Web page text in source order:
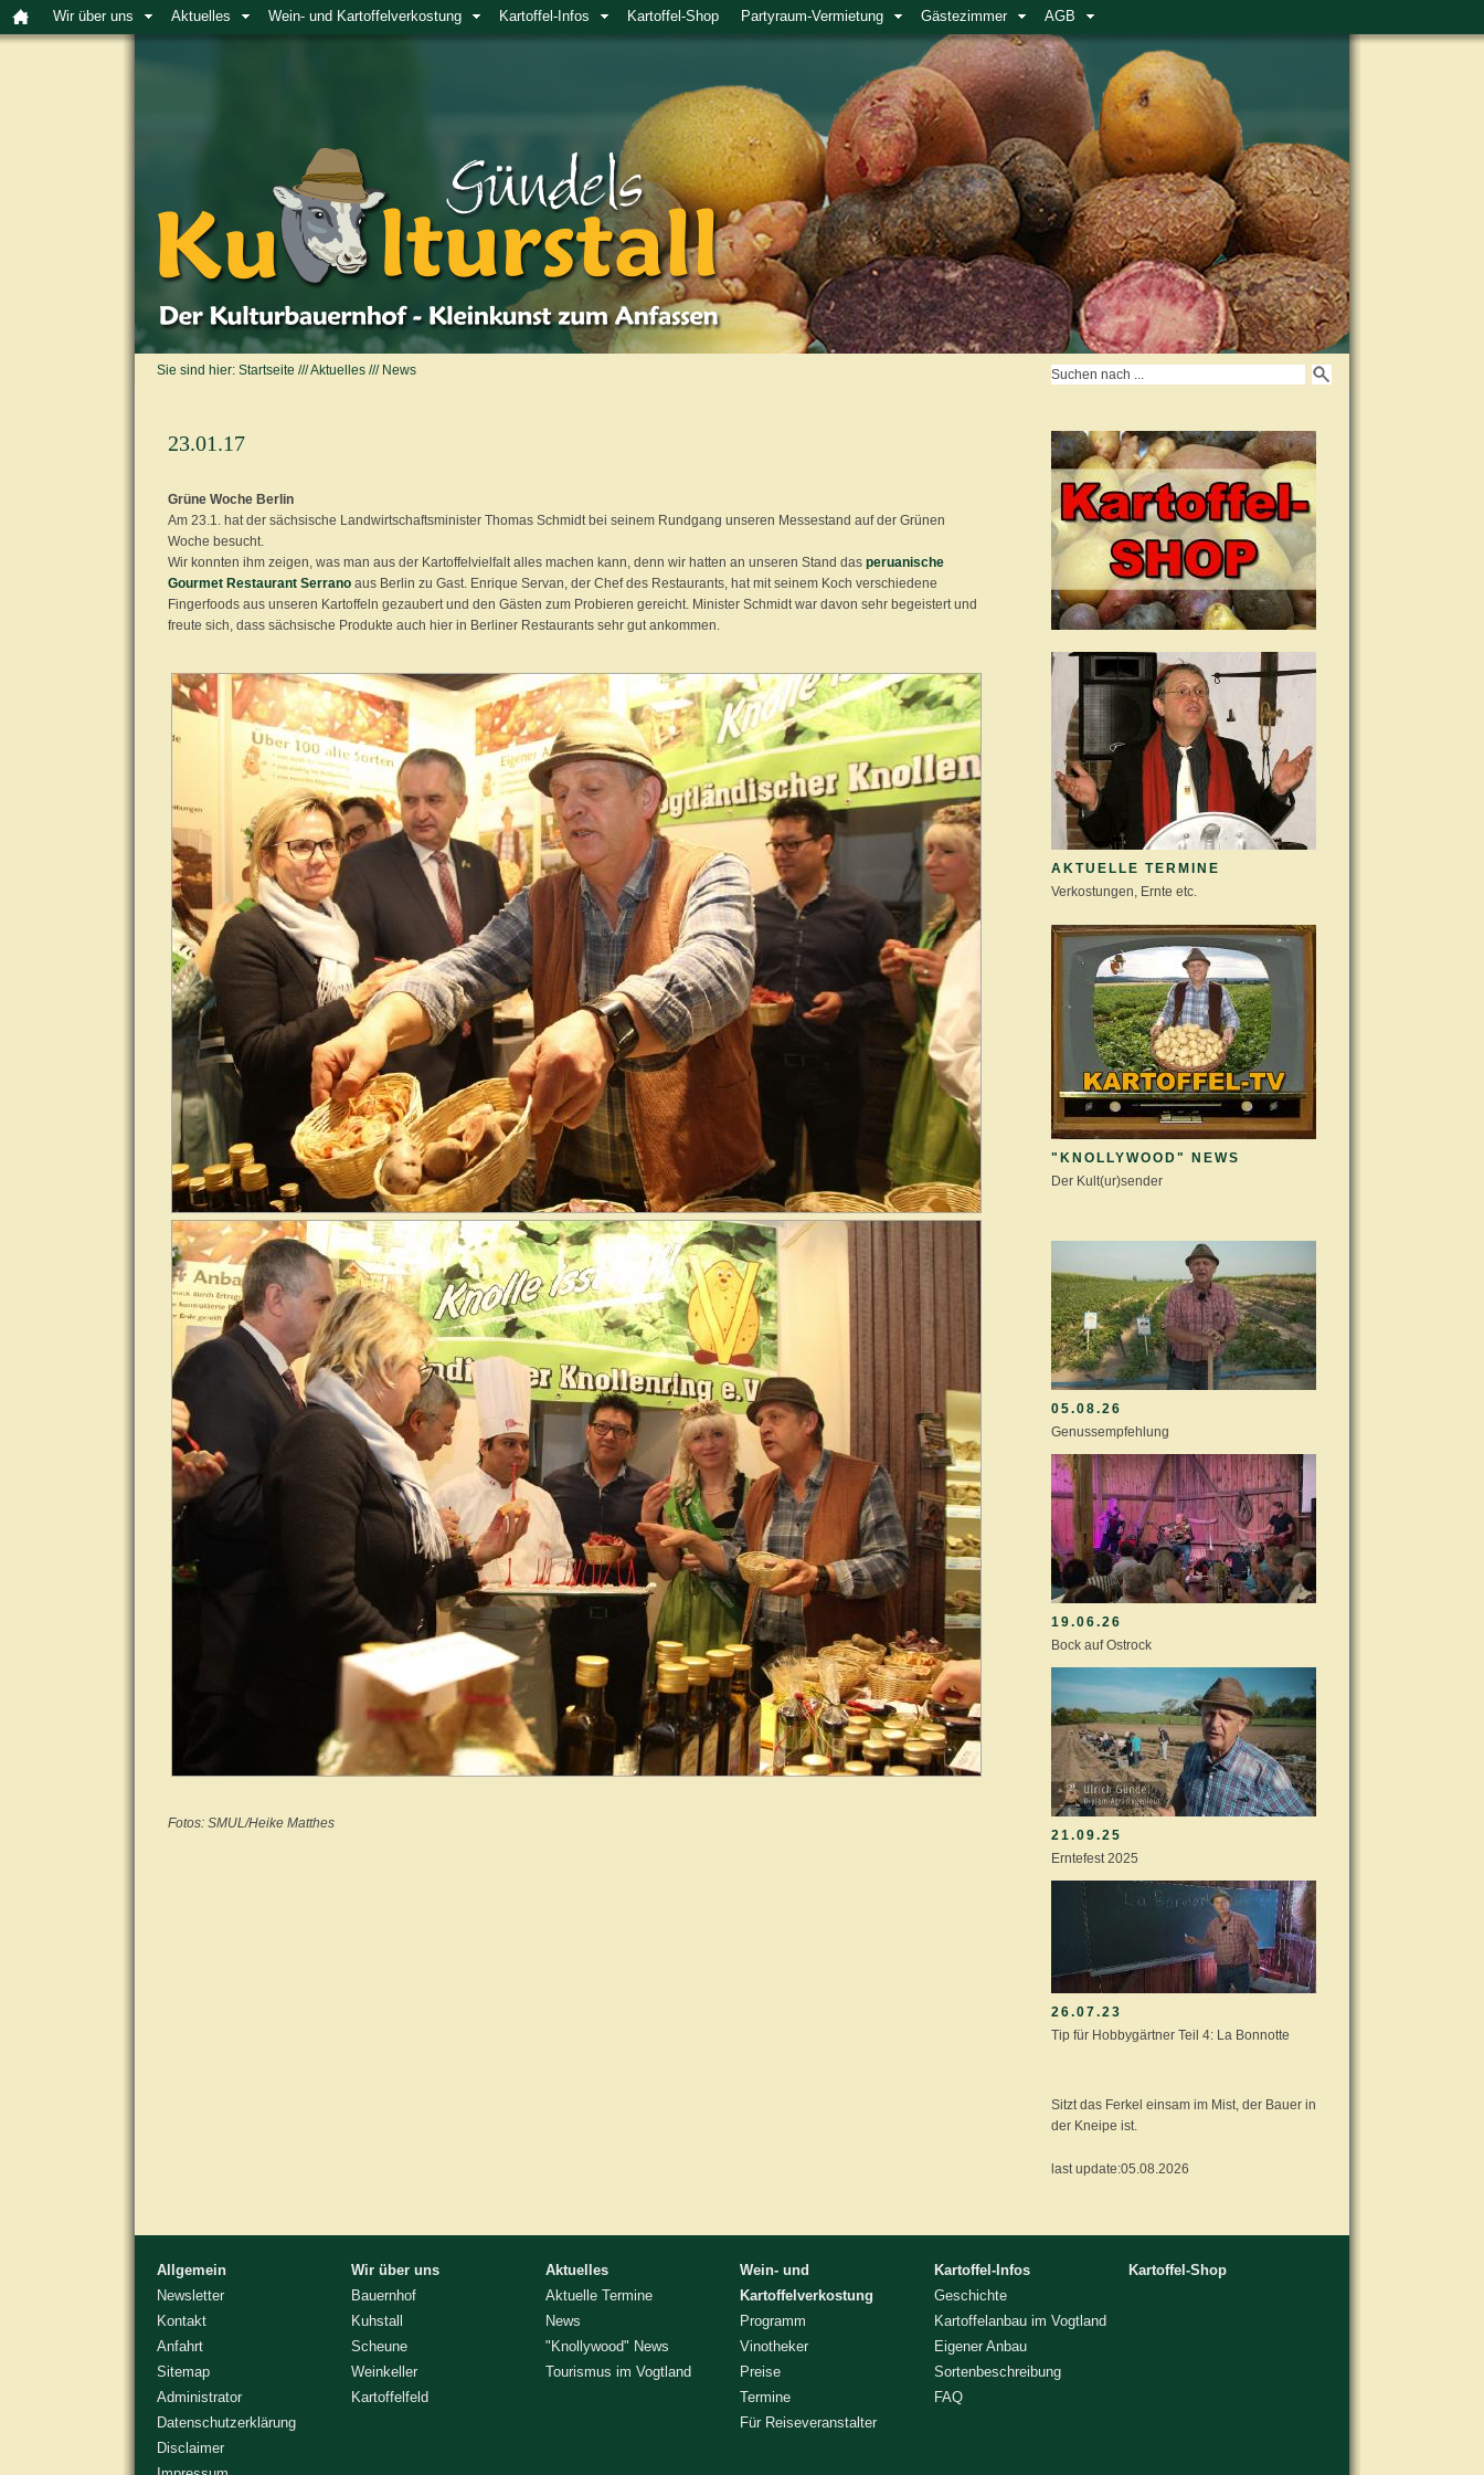
Wir über uns Aktuelles Wein- und Kartoffelverkostung Kartoffel-Infos Kartoffel-Shop Partyraum-Vermietung Gästezimmer AGB
Sie sind hier: Startseite ///Aktuelles /// News
23.01.17
Grüne Woche Berlin
Am 23.1. hat der sächsische Landwirtschaftsminister Thomas Schmidt bei seinem Rundgang unseren Messestand auf der Grünen
Woche besucht.
Wir konnten ihm zeigen, was man aus der Kartoffelvielfalt alles machen kann, denn wir hatten an unseren Stand das peruanische
Gourmet Restaurant Serrano aus Berlin zu Gast. Enrique Servan, der Chef des Restaurants, hat mit seinem Koch verschiedene
Fingerfoods aus unseren Kartoffeln gezaubert und den Gästen zum Probieren gereicht. Minister Schmidt war davon sehr begeistert und
freute sich, dass sächsische Produkte auch hier in Berliner Restaurants sehr gut ankommen.
Fotos: SMUL/Heike Matthes
AKTUELLE TERMINE
Verkostungen, Ernte etc.
"KNOLLYWOOD" NEWS
Der Kult(ur)sender
05.08.26
Genussempfehlung
19.06.26
Bock auf Ostrock
21.09.25
Erntefest 2025
26.07.23
Tip für Hobbygärtner Teil 4: La Bonnotte
Sitzt das Ferkel einsam im Mist, der Bauer in
der Kneipe ist.
last update:05.08.2026
Allgemein
Newsletter
Kontakt
Anfahrt
Sitemap
Administrator
Datenschutzerklärung
Disclaimer
Wir über uns
Bauernhof
Kuhstall
Scheune
Weinkeller
Kartoffelfeld
Aktuelles
Aktuelle Termine
News
"Knollywood" News
Tourismus im Vogtland
Wein- und
Kartoffelverkostung
Programm
Vinotheker
Preise
Termine
Für Reiseveranstalter
Kartoffel-Infos
Geschichte
Kartoffelanbau im Vogtland
Eigener Anbau
Sortenbeschreibung
FAQ
Kartoffel-Shop